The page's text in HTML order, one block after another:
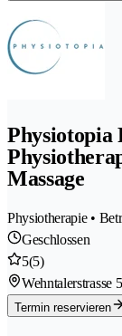
Massage
Physiotherapie •
Geschlossen
5(5)
Wehntalerstrasse
Termin reservieren